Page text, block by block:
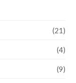
(21)
(4)
(9)